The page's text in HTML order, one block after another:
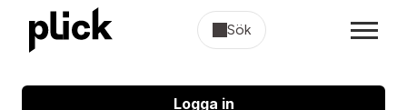
Sök
Logga in